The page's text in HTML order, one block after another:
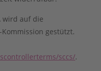
wird auf die
gestützt.
sccs/.